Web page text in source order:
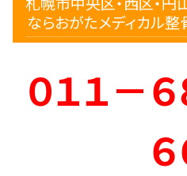
札幌市中央区・西区・円
ならおがたメディカル整
０１１－